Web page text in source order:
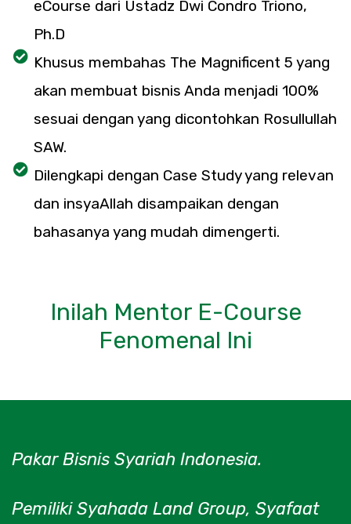
eCourse dari Ustadz Dwi Condro Triono,
Ph.D
Khusus membahas The Magnificent 5 yang
akan membuat bisnis Anda menjadi 100%
sesuai dengan yang dicontohkan Rosullullah
SAW.
Dilengkapi dengan Case Study yang relevan
dan insyaAllah disampaikan dengan
bahasanya yang mudah dimengerti.
Inilah Mentor E-Course
Fenomenal Ini
Pakar Bisnis Syariah Indonesia.
Pemiliki Syahada Land Group, Syafaat